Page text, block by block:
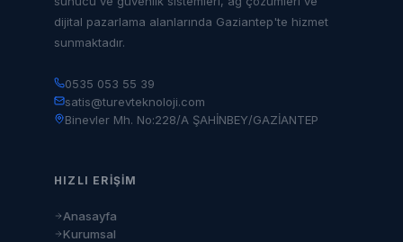
dijital pazarlama alanlarında Gaziantep'te hizmet
sunmaktadır.
0535 053 55 39
satis@turevteknoloji.com
Binevler Mh. No:228/A ŞAHİNBEY/GAZİANTEP
HIZLI ERIŞIM
Anasayfa
Kurumsal